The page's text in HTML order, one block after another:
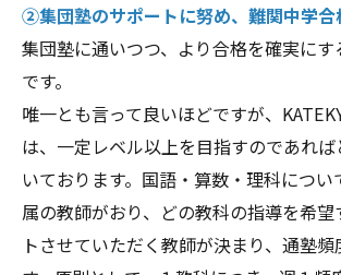
②集団塾のサポートに努め、難関中学合
集団塾に通いつつ、より合格を確実にす
です。
唯一とも言って良いほどですが、
は、一定レベル以上を目指すのであれ
いております。国語・算数・理科につい
属の教師がおり、どの教科の指導を希望
トさせていただく教師が決まり、通塾